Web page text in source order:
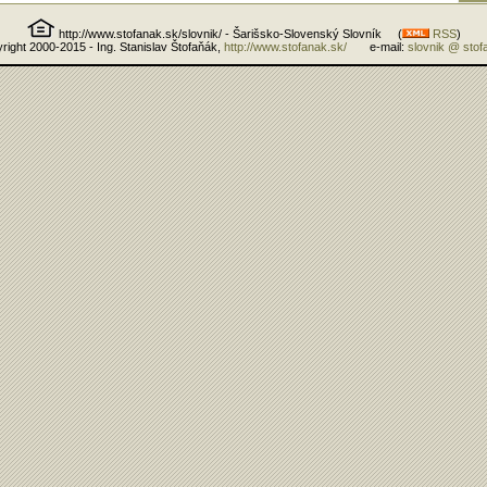
http://www.stofanak.sk/slovnik/ - Šarišsko-Slovenský Slovník ( RSS)
2000-2015 - Ing. Stanislav Štofaňák,
http://www.stofanak.sk/e-mail: slovnik @